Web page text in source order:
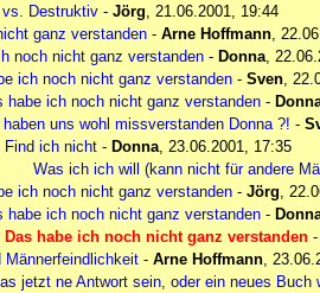
Destruktiv - Jörg
21.06.2001, 19:44
ganz verstanden - Arne Hoffmann
noch nicht ganz verstanden - Donna
ich noch nicht ganz verstanden - Sven
habe ich noch nicht ganz verstanden -
haben uns wohl missverstanden Donna ?! -
Find ich nicht - Donna 23.06.2001, 17:35
Was ich ich will (kann nicht für andere
ich noch nicht ganz verstanden - Jörg
habe ich noch nicht ganz verstanden -
Das habe ich noch nicht ganz verstanden
Männerfeindlichkeit - Arne Hoffmann
jetzt ne Antwort sein, oder ein neues Buch